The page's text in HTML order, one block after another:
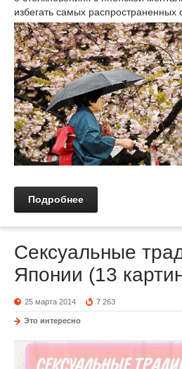
избегать самых распространенных
Подробнее
Сексуальные
Японии (13
25 марта 2014 7 263
Это интересно